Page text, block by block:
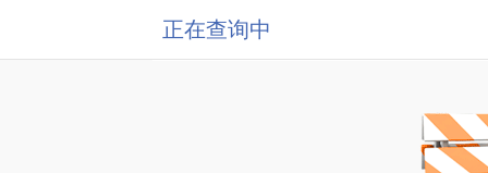
正在查询中